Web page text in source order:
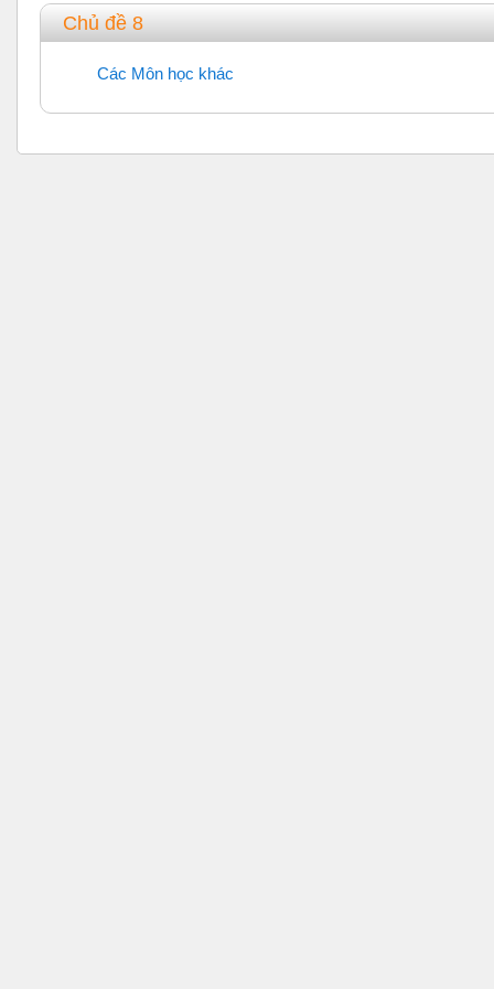
Chủ đề 8
Các Môn học khác
Diễn đàn